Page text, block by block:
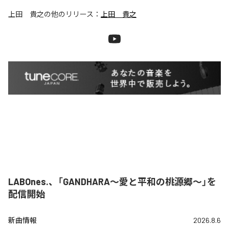
上田 貴之の他のリリース： 上田 貴之
LABOnes.、「GANDHARA〜愛と平和の桃源郷〜」を
配信開始
新曲情報 2026.8.6